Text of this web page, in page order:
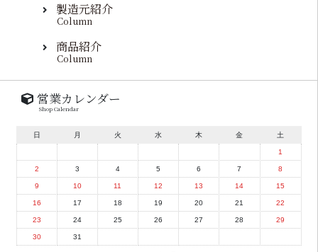
製造元紹介
Column
商品紹介
Column
営業カレンダー
Shop Calendar
日 月 火 水 木 金 土
1
2 3 4 5 6 7 8
9 10 11 12 13 14 15
16 17 18 19 20 21 22
23 24 25 26 27 28 29
30 31